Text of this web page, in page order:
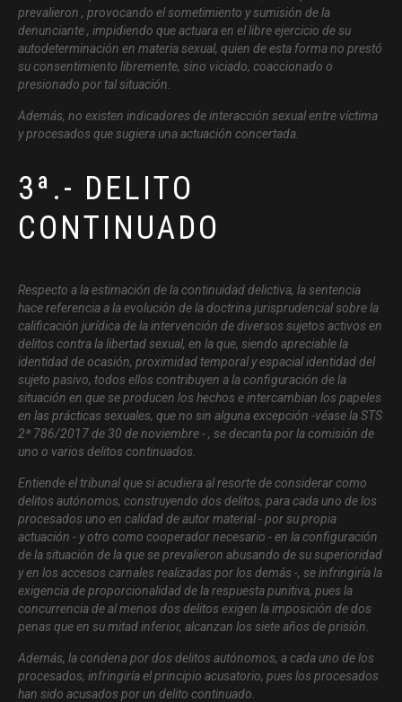
prevalieron , provocando el sometimiento y sumisión de la
denunciante , impidiendo que actuara en el libre ejercicio de su
autodeterminación en materia sexual, quien de esta forma no prestó
su consentimiento libremente, sino viciado, coaccionado o
presionado por tal situación.
Además, no existen indicadores de interacción sexual entre víctima
y procesados que sugiera una actuación concertada.
3ª.- DELITO
CONTINUADO
Respecto a la estimación de la continuidad delictiva, la sentencia
hace referencia a la evolución de la doctrina jurisprudencial sobre la
calificación jurídica de la intervención de diversos sujetos activos en
delitos contra la libertad sexual, en la que, siendo apreciable la
identidad de ocasión, proximidad temporal y espacial identidad del
sujeto pasivo, todos ellos contribuyen a la configuración de la
situación en que se producen los hechos e intercambian los papeles
en las prácticas sexuales, que no sin alguna excepción -véase la STS
2ª 786/2017 de 30 de noviembre - , se decanta por la comisión de
uno o varios delitos continuados.
Entiende el tribunal que si acudiera al resorte de considerar como
delitos autónomos, construyendo dos delitos, para cada uno de los
procesados uno en calidad de autor material - por su propia
actuación - y otro como cooperador necesario - en la configuración
de la situación de la que se prevalieron abusando de su superioridad
y en los accesos carnales realizadas por los demás -, se infringiría la
exigencia de proporcionalidad de la respuesta punitiva, pues la
concurrencia de al menos dos delitos exigen la imposición de dos
penas que en su mitad inferior, alcanzan los siete años de prisión.
Además, la condena por dos delitos autónomos, a cada uno de los
procesados, infringiría el principio acusatorio, pues los procesados
han sido acusados por un delito continuado.